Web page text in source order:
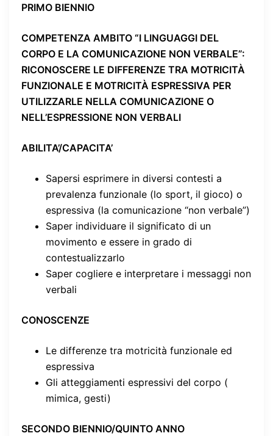
PRIMO BIENNIO
COMPETENZA AMBITO “I LINGUAGGI DEL
CORPO E LA COMUNICAZIONE NON VERBALE”:
RICONOSCERE LE DIFFERENZE TRA MOTRICITÀ
FUNZIONALE E MOTRICITÀ ESPRESSIVA PER
UTILIZZARLE NELLA COMUNICAZIONE O
NELL’ESPRESSIONE NON VERBALI
ABILITA’/CAPACITA’
Sapersi esprimere in diversi contesti a
prevalenza funzionale (lo sport, il gioco) o
espressiva (la comunicazione “non verbale”)
Saper individuare il significato di un
movimento e essere in grado di
contestualizzarlo
Saper cogliere e interpretare i messaggi non
verbali
CONOSCENZE
Le differenze tra motricità funzionale ed
espressiva
Gli atteggiamenti espressivi del corpo (
mimica, gesti)
SECONDO BIENNIO/QUINTO ANNO